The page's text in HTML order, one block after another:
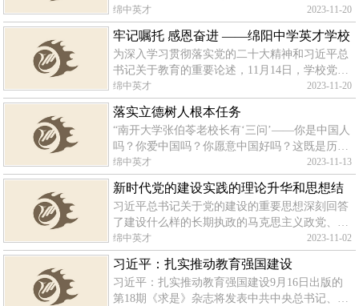
记、理事刘圣志主持会议，全体党员干部参加学
习。会议传达学习了习近平总书记在中央政治局
常委会会议、新时代推动东北全面振
绵中英才 2023-11-20
牢记嘱托 感恩奋进 ——绵阳中学英才学校
十一月主题党日活动
为深入学习贯彻落实党的二十大精神和习近平总
书记关于教育的重要论述，11月14日，学校党委
组织全体党员干部赴北川羌族自治县曲山镇石椅
村开展“牢记嘱托，感恩奋进”主题党日活动。在
讲解员的带领下，大家先后参观了
绵中英才 2023-11-20
落实立德树人根本任务
“南开大学张伯苓老校长有‘三问’——你是中国人
吗？你爱中国吗？你愿意中国好吗？这既是历史
之问，也是时代之问、未来之问。我们就要把这
个事情做好。”2019年1月，习近平总书记来到南
开大学考察调研，其言谆谆，其
绵中英才 2023-11-13
新时代党的建设实践的理论升华和思想结
晶
习近平总书记关于党的建设的重要思想深刻回答
了建设什么样的长期执政的马克思主义政党、怎
样建设长期执政的马克思主义政党这个重大时代
课题，突出了全面从严治党主题主线，提出了一
系列管党
绵中英才 2023-11-02
习近平：扎实推动教育强国建设
习近平：扎实推动教育强国建设9月16日出版的
第18期《求是》杂志将发表中共中央总书记、国